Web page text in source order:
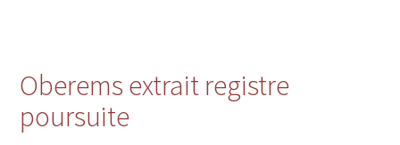
Oberems extrait registre
poursuite